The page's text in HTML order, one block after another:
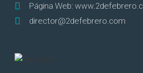
Página Web:
director@2defebrero.com